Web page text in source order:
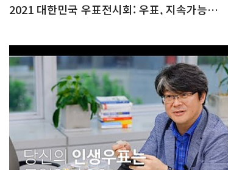
2021 대한민국 우표전시회: 우표, 지속가능한 세상을 말하다